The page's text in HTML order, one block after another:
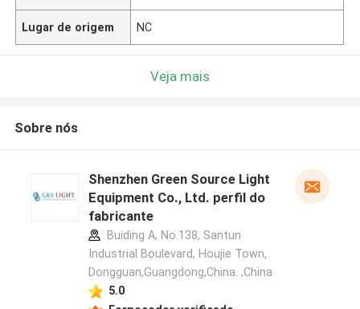
Lugar de origem NC
Veja mais
Sobre nós
Shenzhen Green Source Light
Equipment Co., Ltd. perfil do
fabricante
Buiding A, No.138, Santun
Industrial Boulevard, Houjie Town,
Dongguan,Guangdong,China. ,China
5.0